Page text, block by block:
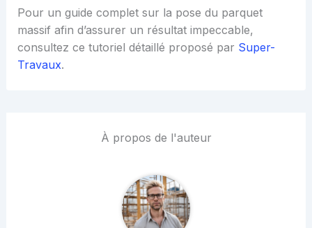
Pour un guide complet sur la pose du parquet
massif afin d’assurer un résultat impeccable,
consultez ce tutoriel détaillé proposé par Super-
Travaux.
À propos de l'auteur